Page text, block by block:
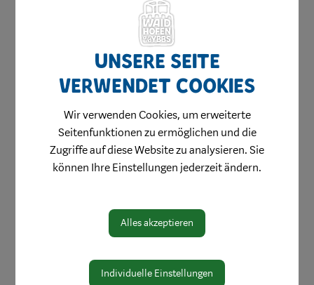
Sport & Freizeit
Tradition
Musik
Kinder & Jugend
Im Alter
Pflege & Soziales
Feuerwehren & Rettung
Umwelt & Mobilität
Unsere Seite
verwendet Cookies
Wir verwenden Cookies, um erweiterte
Seitenfunktionen zu ermöglichen und die
Zugriffe auf diese Website zu analysieren. Sie
können Ihre Einstellungen jederzeit ändern.
Alles akzeptieren
Individuelle Einstellungen